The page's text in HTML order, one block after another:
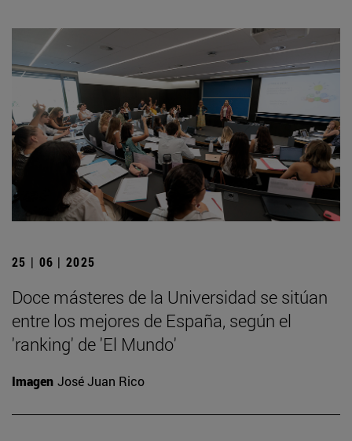
25 | 06 | 2025
Doce másteres de la Universidad se sitúan
entre los mejores de España, según el
'ranking' de 'El Mundo'
Imagen José Juan Rico